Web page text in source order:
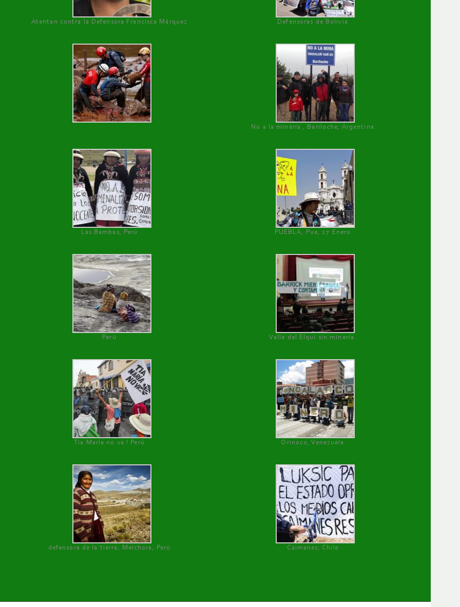
Atentan contra la Defensora Francisca Márquez Defensoras de Bolivia
No a la minería , Bariloche, Argentina
Las Bambas, Perú PUEBLA, Pue, 27 Enero
Perú Valle del Elqui sin minería.
Tía María no va ! Perú Orinoco, Venezuela
defensora de la tierra, Melchora, Perú Caimanes, Chile